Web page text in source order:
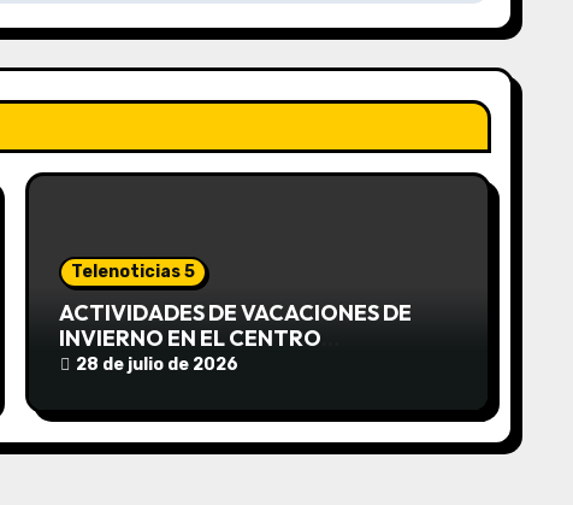
Telenoticias 5
ACTIVIDADES DE VACACIONES DE
INVIERNO EN EL CENTRO
COMUNITARIO EL TALA
28 de julio de 2026